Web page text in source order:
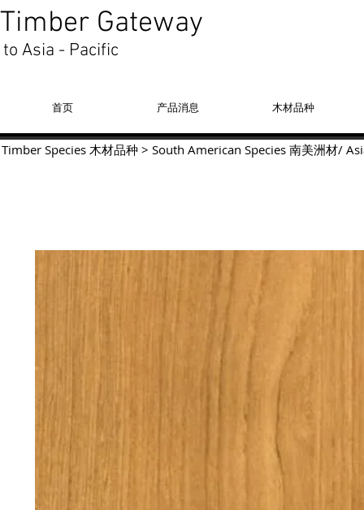
Timber Gateway
to Asia - Pacific
首页 产品消息 木材品种
Timber Species 木材品种 > South American Species 南美洲材/